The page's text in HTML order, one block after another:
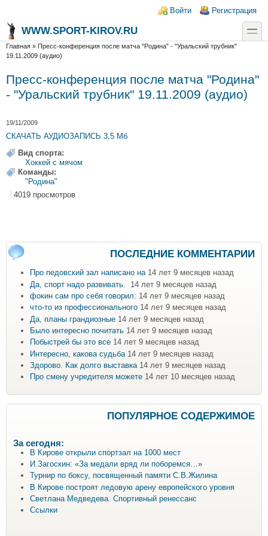
Login links
Войти Регистрация
WWW.SPORT-KIROV.RU
toggle
Вы здесь
Главная » Пресс-конференция после матча "Родина" - "Уральский трубник"
19.11.2009 (аудио)
Пресс-конференция после матча "Родина"
- "Уральский трубник" 19.11.2009 (аудио)
19/11/2009
СКАЧАТЬ АУДИОЗАПИСЬ 3,5 Мб
Вид спорта:
Хоккей с мячом
Команды:
"Родина"
4019 просмотров
ПОСЛЕДНИЕ КОММЕНТАРИИ
Про педовский зал написано на 14 лет 9 месяцев назад
Да, спорт надо развивать.
14 лет 9 месяцев назад
фокин сам про себя говорил: 14 лет 9 месяцев назад
что-то из профессионального 14 лет 9 месяцев назад
Да, планы грандиозные 14 лет 9 месяцев назад
Было интересно почитать 14 лет 9 месяцев назад
Побыстрей бы это все 14 лет 9 месяцев назад
Интересно, какова судьба 14 лет 9 месяцев назад
Здорово. Как долго выставка 14 лет 9 месяцев назад
Про смену учредителя можете 14 лет 10 месяцев назад
ПОПУЛЯРНОЕ СОДЕРЖИМОЕ
За сегодня:
В Кирове открыли спортзал на 1000 мест
И.Загоскин: «За медали вряд ли поборемся…»
Турнир по боксу, посвященный памяти С.В.Жилина
В Кирове построят ледовую арену европейского уровня
Светлана Медведева. Спортивный ренессанс
Ссылки